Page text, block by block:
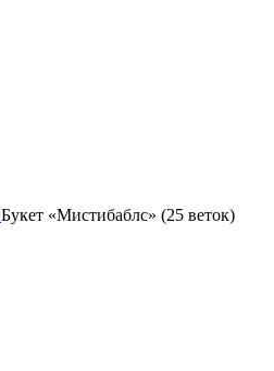
Букет «Мистибаблс» (25 веток)